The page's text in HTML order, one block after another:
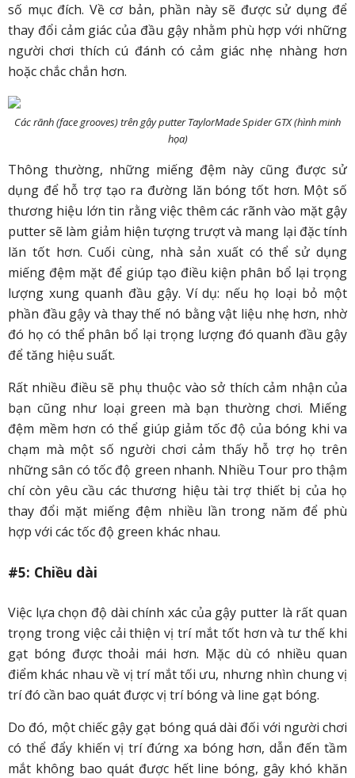
số mục đích. Về cơ bản, phần này sẽ được sử dụng để
thay đổi cảm giác của đầu gậy nhằm phù hợp với những
người chơi thích cú đánh có cảm giác nhẹ nhàng hơn
hoặc chắc chắn hơn.
Các rãnh (face grooves) trên gậy putter TaylorMade Spider GTX (hình minh
họa)
Thông thường, những miếng đệm này cũng được sử
dụng để hỗ trợ tạo ra đường lăn bóng tốt hơn. Một số
thương hiệu lớn tin rằng việc thêm các rãnh vào mặt gậy
putter sẽ làm giảm hiện tượng trượt và mang lại đặc tính
lăn tốt hơn. Cuối cùng, nhà sản xuất có thể sử dụng
miếng đệm mặt để giúp tạo điều kiện phân bổ lại trọng
lượng xung quanh đầu gậy. Ví dụ: nếu họ loại bỏ một
phần đầu gậy và thay thế nó bằng vật liệu nhẹ hơn, nhờ
đó họ có thể phân bổ lại trọng lượng đó quanh đầu gậy
để tăng hiệu suất.
Rất nhiều điều sẽ phụ thuộc vào sở thích cảm nhận của
bạn cũng như loại green mà bạn thường chơi. Miếng
đệm mềm hơn có thể giúp giảm tốc độ của bóng khi va
chạm mà một số người chơi cảm thấy hỗ trợ họ trên
những sân có tốc độ green nhanh. Nhiều Tour pro thậm
chí còn yêu cầu các thương hiệu tài trợ thiết bị của họ
thay đổi mặt miếng đệm nhiều lần trong năm để phù
hợp với các tốc độ green khác nhau.
#5: Chiều dài
Việc lựa chọn độ dài chính xác của gậy putter là rất quan
trọng trong việc cải thiện vị trí mắt tốt hơn và tư thế khi
gạt bóng được thoải mái hơn. Mặc dù có nhiều quan
điểm khác nhau về vị trí mắt tối ưu, nhưng nhìn chung vị
trí đó cần bao quát được vị trí bóng và line gạt bóng.
Do đó, một chiếc gậy gạt bóng quá dài đối với người chơi
có thể đẩy khiến vị trí đứng xa bóng hơn, dẫn đến tầm
mắt không bao quát được hết line bóng, gây khó khăn